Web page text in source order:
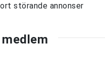
störande annonser
medlem